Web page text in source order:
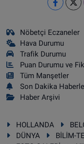
Nöbetçi Eczaneler
Hava Durumu
Trafik Durumu
Puan Durumu ve
Tüm Manşetler
Son Dakika
Haber Arşivi
HOLLANDA
DÜNYA
BİLİM-